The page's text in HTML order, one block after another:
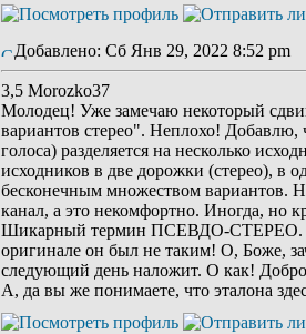
Добавлено: Сб Янв 29, 2022 8:52 pm
3,5 Morozko37
Молодец! Уже замечаю некоторый
вариантов стерео". Неплохо!
голоса) разделяется на несколько
исходников в две дорожки (стерео), в
бесконечным множеством вариантов.
канал, а это некомфортно. Иногда, но
Шикарный термин ПСЕВДО-СТЕРЕО.
оригинале он был не таким! О, Боже,
следующий день наложит. О как! Добро
А, да вы же понимаете, что эталона